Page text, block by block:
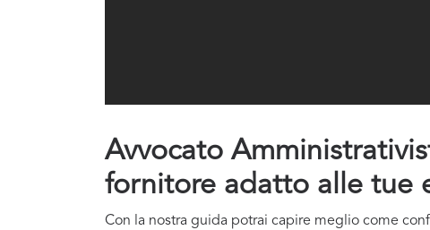
Avvocato
fornitore adatto alle tue
Con la nostra guida potrai capire meglio come